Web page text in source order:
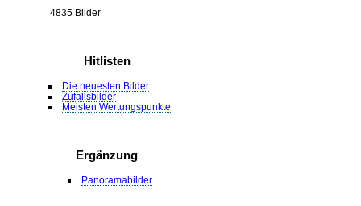
4835 Bilder
Hitlisten
Die neuesten Bilder
Zufallsbilder
Meisten Wertungspunkte
Ergänzung
Panoramabilder